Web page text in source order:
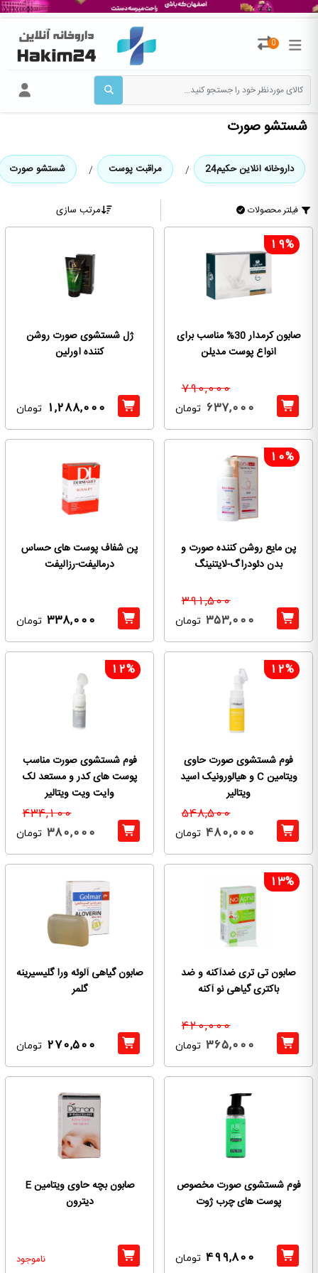
0
شستشو صورت
داروخانه آنلاین حکیم24 مراقبت پوست شستشو صورت
فیلتر محصولات مرتب سازی
19%
صابون کرمدار 30% مناسب برای
انواع پوست مدیلن
790,000
637,000 تومان
ژل شستشوی صورت روشن
کننده اورلین
1,288,000 تومان
10%
پن مایع روشن کننده صورت و
بدن دئودراگ-لایتنینگ
391,500
353,000 تومان
پن شفاف پوست های حساس
درمالیفت-رزالیفت
338,000 تومان
12%
فوم شستشوی صورت حاوی
ویتامین C و هیالورونیک اسید
ویتالیر
548,500
480,000 تومان
12%
فوم شستشوی صورت مناسب
پوست های کدر و مستعد لک
وایت ویت ویتالیر
434,100
380,000 تومان
13%
صابون تی تری ضدآکنه و ضد
باکتری گیاهی نو آکنه
420,000
365,000 تومان
صابون گیاهی آلوئه ورا گلیسیرینه
گلمر
270,500 تومان
فوم شستشوی صورت مخصوص
پوست های چرب ژوت
499,800 تومان
صابون بچه حاوی ویتامین E
دیترون
ناموجود